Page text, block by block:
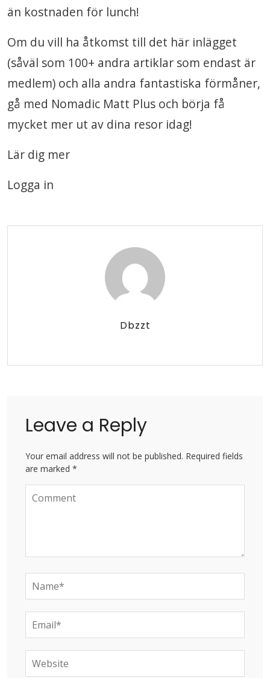
än kostnaden för lunch!
Om du vill ha åtkomst till det här inlägget
(såväl som 100+ andra artiklar som endast är
medlem) och alla andra fantastiska förmåner,
gå med Nomadic Matt Plus och börja få
mycket mer ut av dina resor idag!
Lär dig mer
Logga in
Dbzzt
Leave a Reply
Your email address will not be published. Required fields
are marked *